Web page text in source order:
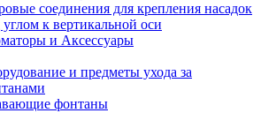
соединения для крепления насадок
к вертикальной оси
и Аксессуары
и предметы ухода за
фонтаны